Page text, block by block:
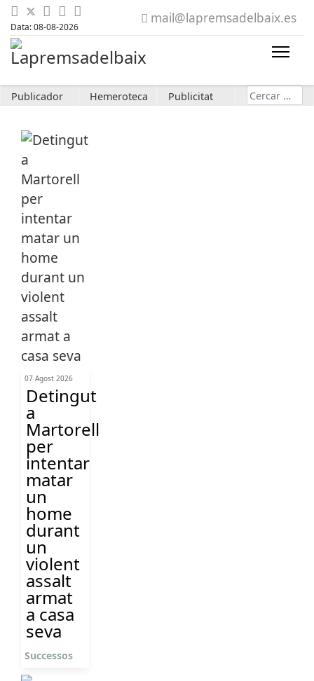
Data: 08-08-2026
mail@lapremsadelbaix.es
Publicador Hemeroteca Publicitat Cerca
07 Agost 2026
Detingut
a
Martorell
per
intentar
matar
un
home
durant
un
violent
assalt
armat
a casa
seva
Successos